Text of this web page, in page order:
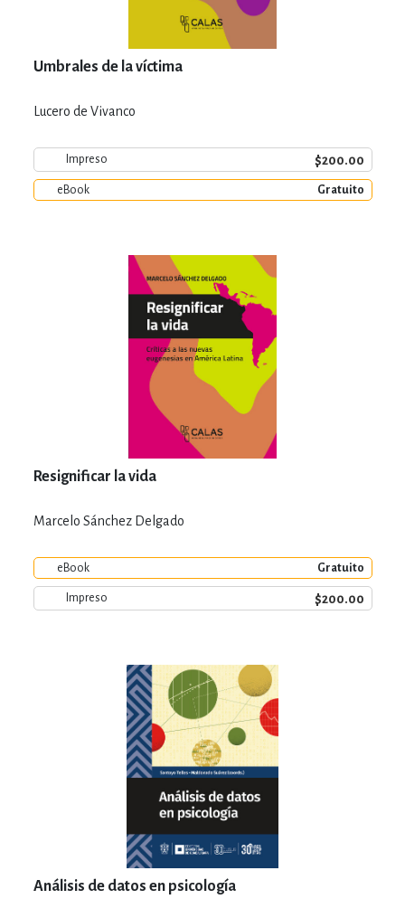
Umbrales de la víctima
Lucero de Vivanco
Impreso $200.00
eBook Gratuito
Resignificar la vida
Marcelo Sánchez Delgado
eBook Gratuito
Impreso $200.00
Análisis de datos en psicología